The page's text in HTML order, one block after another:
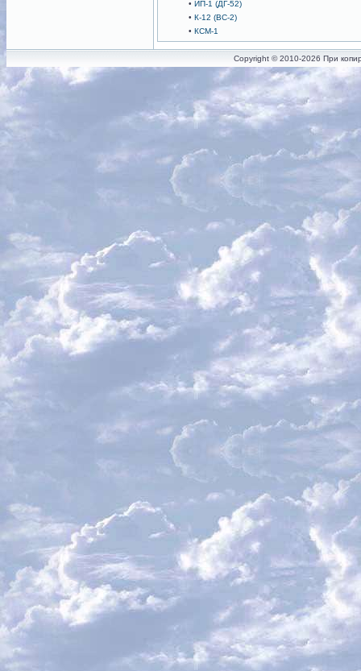
• ИП-1 (ДГ-52)
• К-12 (ВС-2)
• КСМ-1
Copyright © 2010-2026 При